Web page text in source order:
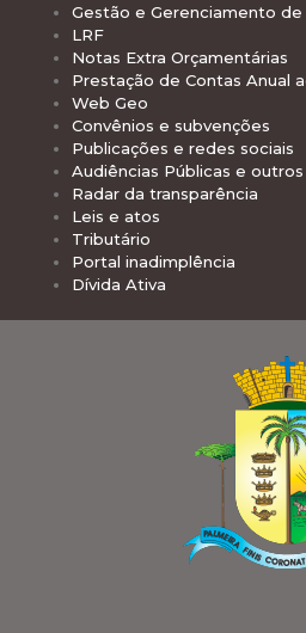
Gestão e Gerenciamento de
LRF
Notas Extra Orçamentárias
Prestação de Contas Anual
Web Geo
Convênios e subvenções
Publicações e redes sociais
Audiências Públicas e outros
Radar da transparência
Leis e atos
Tributário
Portal inadimplência
Dívida Ativa